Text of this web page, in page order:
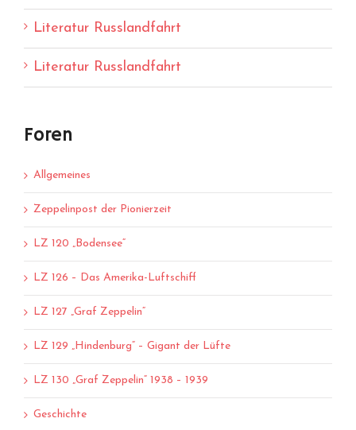
Literatur Russlandfahrt
Literatur Russlandfahrt
Foren
Allgemeines
Zeppelinpost der Pionierzeit
LZ 120 „Bodensee“
LZ 126 – Das Amerika-Luftschiff
LZ 127 „Graf Zeppelin“
LZ 129 „Hindenburg“ – Gigant der Lüfte
LZ 130 „Graf Zeppelin“ 1938 – 1939
Geschichte